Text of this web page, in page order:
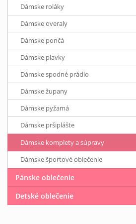
Dámske roláky
Dámske overaly
Dámske pončá
Dámske plavky
Dámske spodné prádlo
Dámske župany
Dámske pyžamá
Dámske pršiplášte
Dámske komplety a súpravy
Dámske športové oblečenie
Pánske oblečenie
Detské oblečenie